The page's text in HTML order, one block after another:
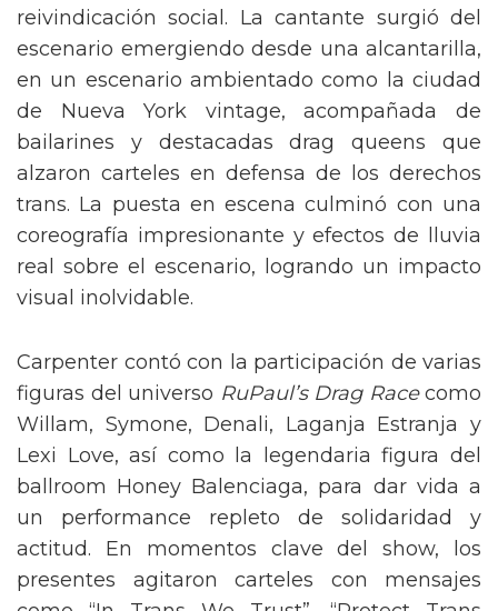
reivindicación social. La cantante surgió del
escenario emergiendo desde una alcantarilla,
en un escenario ambientado como la ciudad
de Nueva York vintage, acompañada de
bailarines y destacadas drag queens que
alzaron carteles en defensa de los derechos
trans. La puesta en escena culminó con una
coreografía impresionante y efectos de lluvia
real sobre el escenario, logrando un impacto
Carpenter contó con la participación de varias
figuras del universo
RuPaul’s Drag Race
como
Willam, Symone, Denali, Laganja Estranja y
Lexi Love, así como la legendaria figura del
ballroom Honey Balenciaga, para dar vida a
un performance repleto de solidaridad y
actitud. En momentos clave del show, los
presentes agitaron carteles con mensajes